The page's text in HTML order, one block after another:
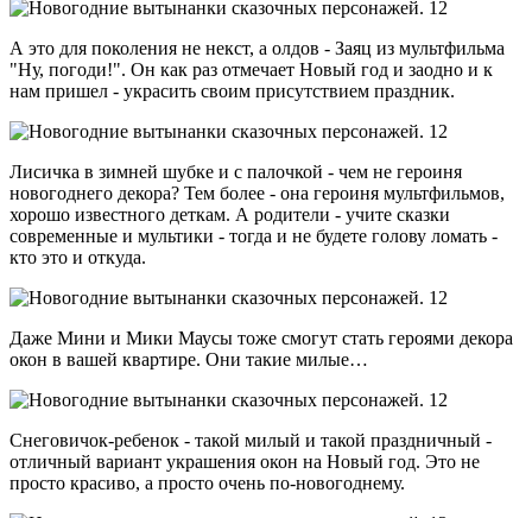
А это для поколения не некст, а олдов - Заяц из мультфильма
"Ну, погоди!". Он как раз отмечает Новый год и заодно и к
нам пришел - украсить своим присутствием праздник.
Лисичка в зимней шубке и с палочкой - чем не героиня
новогоднего декора? Тем более - она героиня мультфильмов,
хорошо известного деткам. А родители - учите сказки
современные и мультики - тогда и не будете голову ломать -
кто это и откуда.
Даже Мини и Мики Маусы тоже смогут стать героями декора
окон в вашей квартире. Они такие милые…
Снеговичок-ребенок - такой милый и такой праздничный -
отличный вариант украшения окон на Новый год. Это не
просто красиво, а просто очень по-новогоднему.